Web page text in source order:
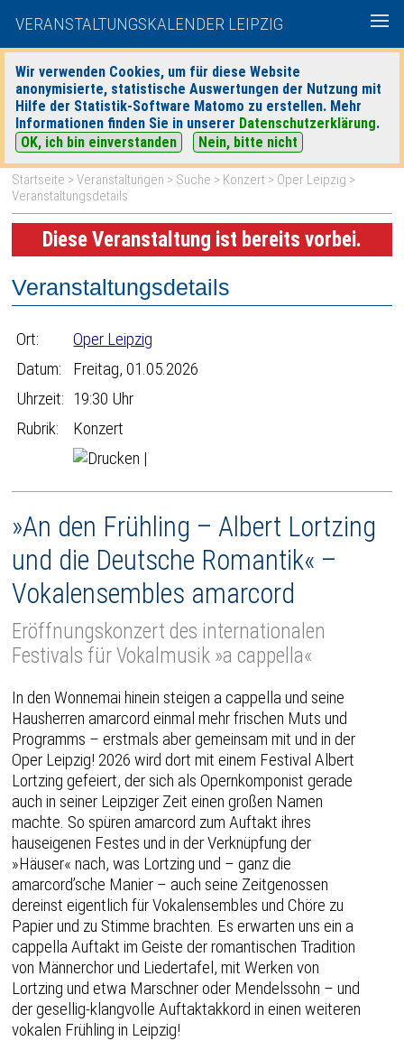
VERANSTALTUNGSKALENDER LEIPZIG
Wir verwenden Cookies, um für diese Website
anonymisierte, statistische Auswertungen der Nutzung mit
Hilfe der Statistik-Software Matomo zu erstellen. Mehr
Informationen finden Sie in unserer Datenschutzerklärung.
OK, ich bin einverstanden
Nein, bitte nicht
heute|morgen| Detaillierte Suche
Startseite >Veranstaltungen > Suche > Konzert > Oper Leipzig >
Veranstaltungsdetails
Diese Veranstaltung ist bereits vorbei.
Veranstaltungsdetails
Ort:
Oper Leipzig
Datum:
Freitag, 01.05.2026
Uhrzeit: 19:30 Uhr
Rubrik:
Konzert
|
»An den Frühling – Albert Lortzing
und die Deutsche Romantik« –
Vokalensembles amarcord
Eröffnungskonzert des internationalen
Festivals für Vokalmusik »a cappella«
In den Wonnemai hinein steigen a cappella und seine
Hausherren amarcord einmal mehr frischen Muts und
Programms – erstmals aber gemeinsam mit und in der
Oper Leipzig! 2026 wird dort mit einem Festival Albert
Lortzing gefeiert, der sich als Opernkomponist gerade
auch in seiner Leipziger Zeit einen großen Namen
machte. So spüren amarcord zum Auftakt ihres
hauseigenen Festes und in der Verknüpfung der
»Häuser« nach, was Lortzing und – ganz die
amarcord’sche Manier – auch seine Zeitgenossen
dereinst eigentlich für Vokalensembles und Chöre zu
Papier und zu Stimme brachten. Es erwarten uns ein a
cappella Auftakt im Geiste der romantischen Tradition
von Männerchor und Liedertafel, mit Werken von
Lortzing und etwa Marschner oder Mendelssohn – und
der gesellig-klangvolle Auftaktakkord in einen weiteren
vokalen Frühling in Leipzig!